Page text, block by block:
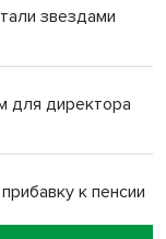
звездами
для директора
к пенсии